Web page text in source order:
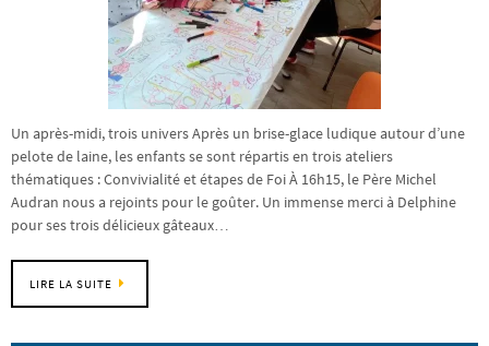
Un après-midi, trois univers Après un brise-glace ludique autour d’une
pelote de laine, les enfants se sont répartis en trois ateliers
thématiques : Convivialité et étapes de Foi À 16h15, le Père Michel
Audran nous a rejoints pour le goûter. Un immense merci à Delphine
pour ses trois délicieux gâteaux…
LIRE LA SUITE